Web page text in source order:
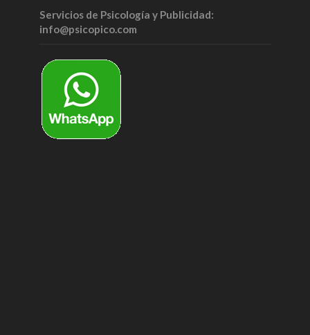
Servicios de Psicología y Publicidad:
info@psicopico.com